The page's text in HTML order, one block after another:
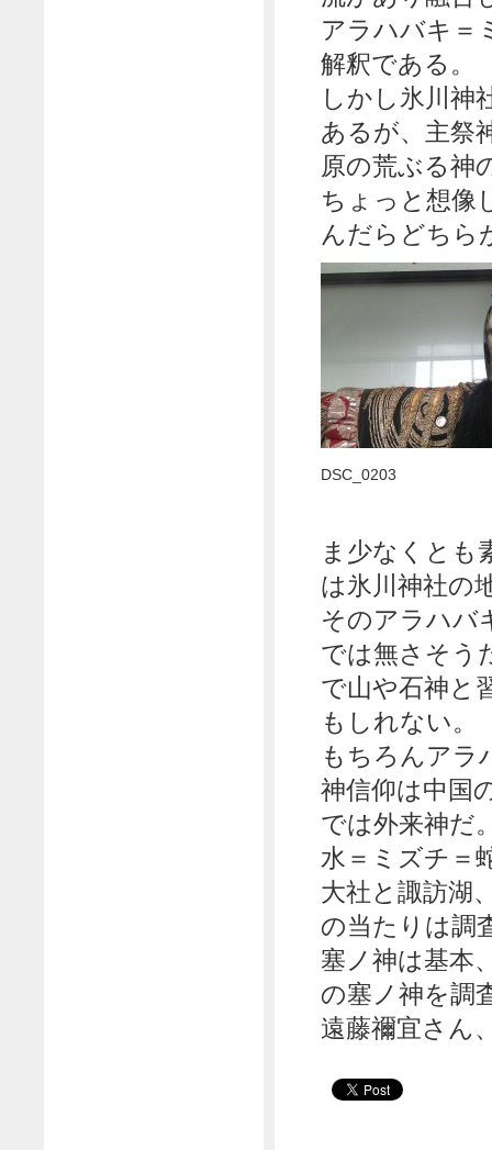
アラハバキ＝
解釈である。
しかし氷川神
あるが、主祭
原の荒ぶる神
ちょっと想像
んだらどちら
DSC_0203
ま少なくとも
は氷川神社の
そのアラハバ
では無さそう
で山や石神と
もしれない。
もちろんアラ
神信仰は中国
では外来神だ
水＝ミズチ＝
大社と諏訪湖
の当たりは調
塞ノ神は基本
の塞ノ神を調
遠藤禰宜さん